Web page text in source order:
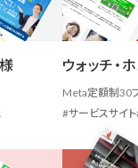
ウォッチ・
Meta定額制30
サービスサイト